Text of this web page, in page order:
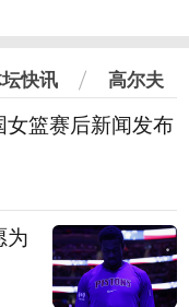
快讯 高尔夫
篮赛后新闻发布
为